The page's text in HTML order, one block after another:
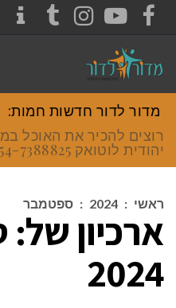
FACEBOOK
YOUTUBE
INSTAGRAM
TUMBLR
מדור לדור חדשות חמות:
רוצים להכיר את האוכל
יהודית לוטואק 054-7388825.
ראשי :
2024
: ספטמבר
ארכיון של:
2024